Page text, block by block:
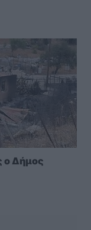
ο Δήμος